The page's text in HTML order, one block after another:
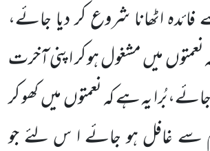
اٹھانا شروع کر دیا جائے،
نعمتوں میں مشغول ہو کر اپنی آخرت
بُرا یہ ہے کہ نعمتوں میں کھو کر
سے غافل ہو جائے ا س لئے جو